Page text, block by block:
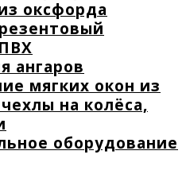
оксфорда
ангаров
мягких окон из
на колёса,
оборудование